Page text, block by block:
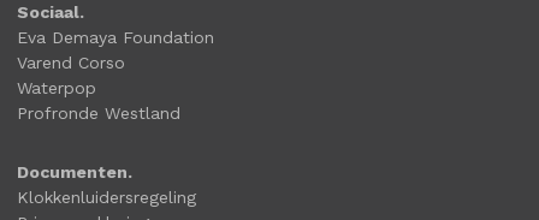
Sociaal.
Eva Demaya Foundation
Varend Corso
Waterpop
Profronde Westland
Documenten.
Klokkenluidersregeling